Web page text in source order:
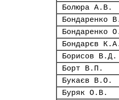
Болюра А.В.
Бондаренко
Бондаренко
Бондарєв
Борисов В.Д.
Борт В.П.
Букаєв В.О.
Буряк О.В.